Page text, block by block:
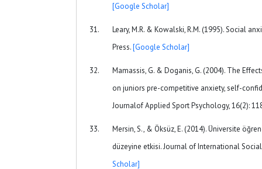
[Google Scholar]
Leary, M.R. & Kowalski, R.M. (1995). Social
Press.[Google Scholar]
Mamassis, G. & Doganis, G. (2004). The
on juniors pre-competitive anxiety, self-
Journalof Applied Sport Psychology, 16(2):
Mersin, S., & Öksüz, E. (2014). Üniversite
düzeyine etkisi. Journal of International
Scholar]